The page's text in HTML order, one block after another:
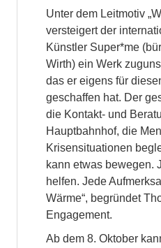
Unter dem Leitmotiv
versteigert der
Künstler Super*me
Wirth) ein Werk
das er eigens für
geschaffen hat. Der
die Kontakt- und
Hauptbahnhof, die
Krisensituationen
kann etwas bewegen.
helfen. Jede
Wärme“, begründet
Engagement.
Ab dem 8. Oktober